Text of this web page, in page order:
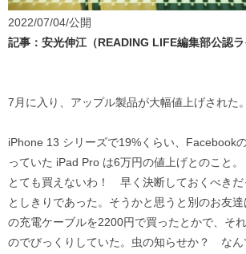
2022/07/04/公開
記事：安光伸江（READING LIFE編集部公認ラ
7月に入り、アップル製品が大幅値上げされた
iPhone 13 シリーズで19%くらい、Facebook
っていた iPad Pro は6万円の値上げとのこと
とても買えないわ！ 早く決断しておくべきだ
としきりであった。そうかと思うと別のお友
の充電ケーブルを2200円で買ったとかで、そ
のでびっくりしていた。虫の知らせか？ なん